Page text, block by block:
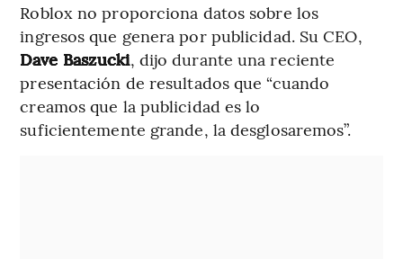
Roblox no proporciona datos sobre los
ingresos que genera por publicidad. Su CEO,
Dave Baszucki, dijo durante una reciente
presentación de resultados que “cuando
creamos que la publicidad es lo
suficientemente grande, la desglosaremos”.